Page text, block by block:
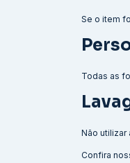
Se o item
Todas as
Não utilizar
Confira